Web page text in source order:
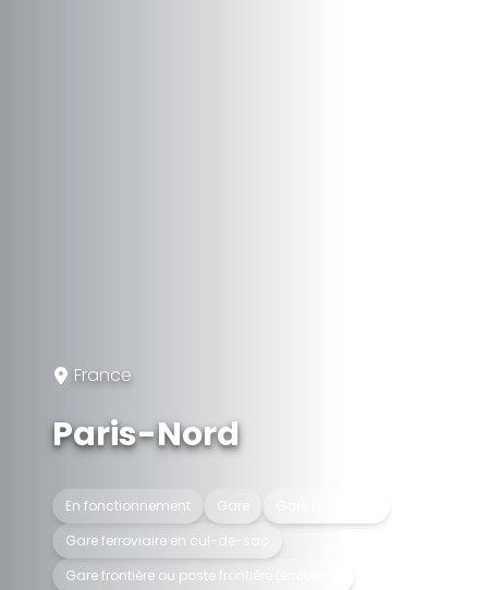
France
Paris-Nord
En fonctionnement Gare
Gare ferroviaire en cul-de-sac
Gare frontière ou poste frontière ferroviaire